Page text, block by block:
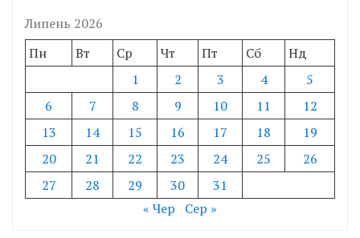
Липень 2026
Пн
Вт Ср Чт Пт Сб
Нд
1
2 3 4
5
6
7 8 9 10 11
12
13
14 15 16 17 18
19
20
21 22 23 24 25
26
27
28 29 30
31
« Чер
Сер »